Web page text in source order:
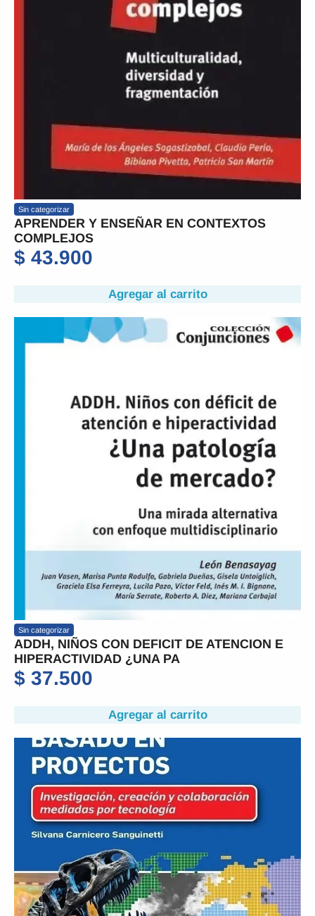
Sin categorizar
APRENDER Y ENSEÑAR EN CONTEXTOS
COMPLEJOS
$ 43.900
Agregar al carrito
Sin categorizar
ADDH, NIÑOS CON DEFICIT DE ATENCION E
HIPERACTIVIDAD ¿UNA PA
$ 37.500
Agregar al carrito